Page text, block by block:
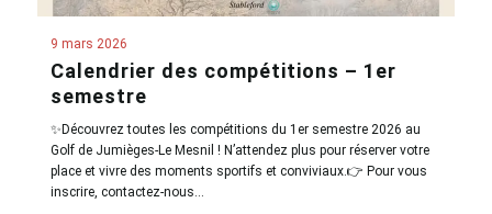
9 mars 2026
Calendrier des compétitions – 1er
semestre
✨Découvrez toutes les compétitions du 1er semestre 2026 au
Golf de Jumièges-Le Mesnil ! N’attendez plus pour réserver votre
place et vivre des moments sportifs et conviviaux.👉 Pour vous
inscrire, contactez-nous…